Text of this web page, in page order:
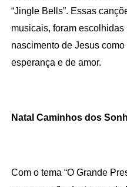
“Jingle Bells”. Essas
musicais, foram
nascimento de Jesus
esperança e de amor.
Natal Caminhos dos
Com o tema “O Grande